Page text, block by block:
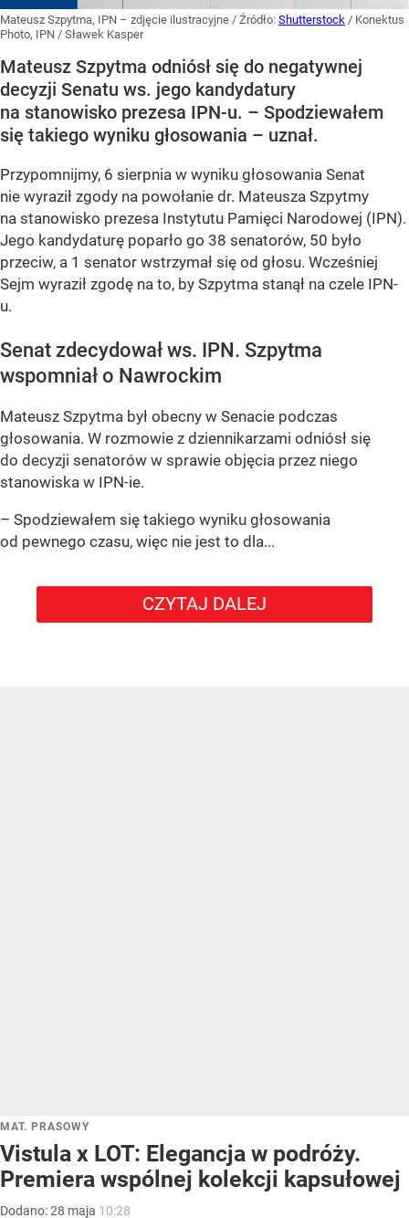
Mateusz Szpytma, IPN – zdjęcie ilustracyjne / Źródło: Shutterstock / Konektus
Photo, IPN / Sławek Kasper
Mateusz Szpytma odniósł się do negatywnej
decyzji Senatu ws. jego kandydatury
na stanowisko prezesa IPN-u. – Spodziewałem
się takiego wyniku głosowania – uznał.
Przypomnijmy, 6 sierpnia w wyniku głosowania Senat
nie wyraził zgody na powołanie dr. Mateusza Szpytmy
na stanowisko prezesa Instytutu Pamięci Narodowej (IPN).
Jego kandydaturę poparło go 38 senatorów, 50 było
przeciw, a 1 senator wstrzymał się od głosu. Wcześniej
Sejm wyraził zgodę na to, by Szpytma stanął na czele IPN-
u.
Senat zdecydował ws. IPN. Szpytma
wspomniał o Nawrockim
Mateusz Szpytma był obecny w Senacie podczas
głosowania. W rozmowie z dziennikarzami odniósł się
do decyzji senatorów w sprawie objęcia przez niego
stanowiska w IPN-ie.
– Spodziewałem się takiego wyniku głosowania
od pewnego czasu, więc nie jest to dla...
CZYTAJ DALEJ
MAT. PRASOWY
Vistula x LOT: Elegancja w podróży.
Premiera wspólnej kolekcji kapsułowej
Dodano:28 maja 10:28